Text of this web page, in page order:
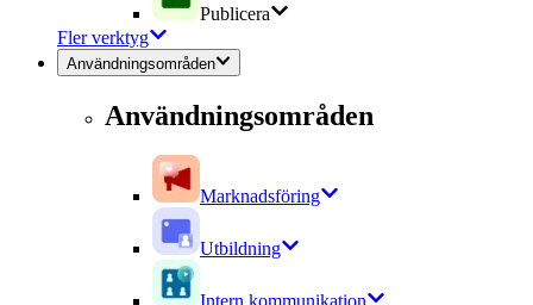
Publicera
Fler verktyg
Användningsområden
Användningsområden
Marknadsföring
Utbildning